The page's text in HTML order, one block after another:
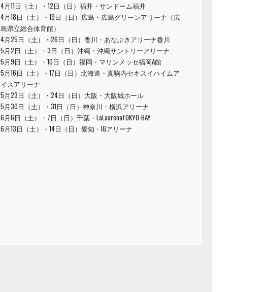
4月11日（土）・12日（日）福井・サンドーム福井
4月18日（土）・19日（日）広島・広島グリーンアリーナ（広
島県立総合体育館）
4月25日（土）・26日（日）香川・あなぶきアリーナ香川
5月2日（土）・3日（日）沖縄・沖縄サントリーアリーナ
5月9日（土）・10日（日）福岡・マリンメッセ福岡A館
5月16日（土）・17日（日）北海道・真駒内セキスイハイムア
イスアリーナ
5月23日（土）・24日（日）大阪・大阪城ホール
5月30日（土）・31日（日）神奈川・横浜アリーナ
6月6日（土）・7日（日）千葉・LaLaarenaTOKYO-BAY
6月13日（土）・14日（日）愛知・IGアリーナ